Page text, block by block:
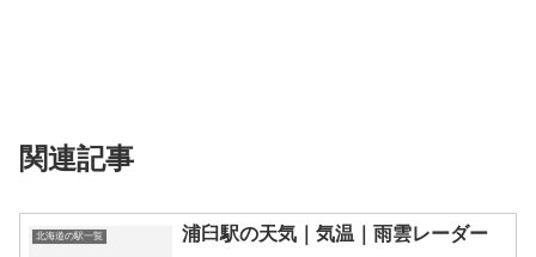
関連記事
北海道の駅一覧 浦臼駅の天気｜気温｜雨雲レーダー